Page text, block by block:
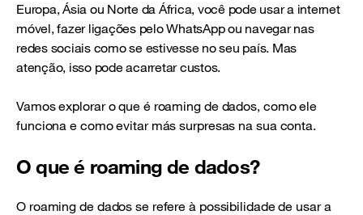
Europa, Ásia ou Norte da África, você pode usar a internet
móvel, fazer ligações pelo WhatsApp ou navegar nas
redes sociais como se estivesse no seu país. Mas
atenção, isso pode acarretar custos.
Vamos explorar o que é roaming de dados, como ele
funciona e como evitar más surpresas na sua conta.
O que é roaming de dados?
O roaming de dados se refere à possibilidade de usar a